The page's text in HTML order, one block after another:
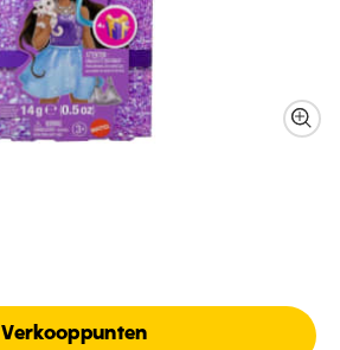
Verkooppunten